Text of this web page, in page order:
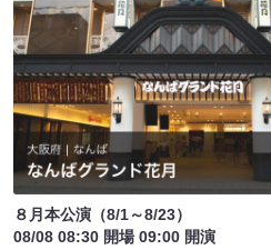
８月本公演（8/1～8/23）
08/08 08:30 開場 09:00 開演